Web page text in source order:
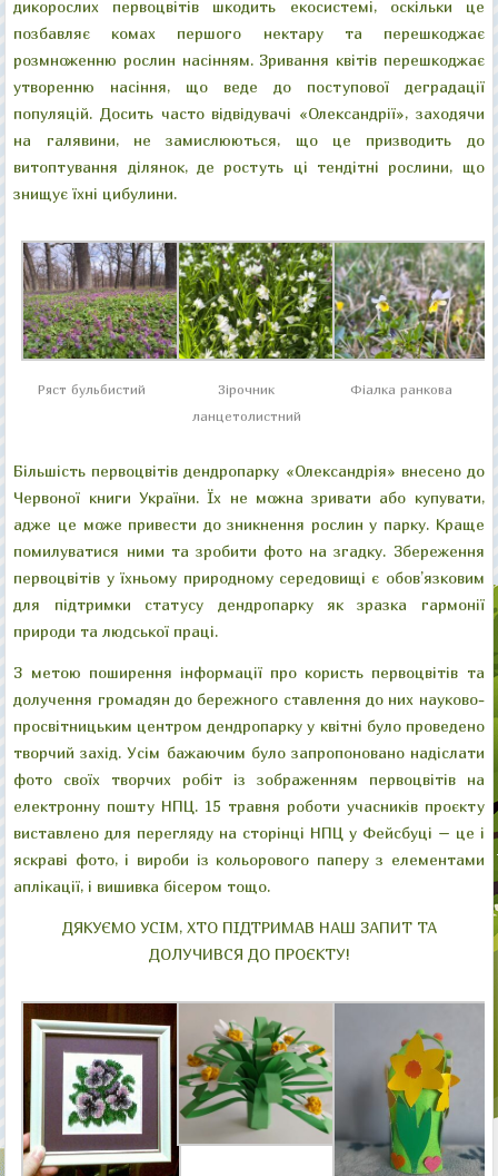
дикорослих первоцвітів шкодить екосистемі, оскільки це
позбавляє комах першого нектару та перешкоджає
розмноженню рослин насінням. Зривання квітів перешкоджає
утворенню насіння, що веде до поступової деградації
популяцій. Досить часто відвідувачі «Олександрії», заходячи
на галявини, не замислюються, що це призводить до
витоптування ділянок, де ростуть ці тендітні рослини, що
знищує їхні цибулини.
Ряст бульбистий
Зірочник
ланцетолистний
Фіалка ранкова
Більшість первоцвітів дендропарку «Олександрія» внесено до
Червоної книги України. Їх не можна зривати або купувати,
адже це може привести до зникнення рослин у парку. Краще
помилуватися ними та зробити фото на згадку. Збереження
первоцвітів у їхньому природному середовищі є обов’язковим
для підтримки статусу дендропарку як зразка гармонії
природи та людської праці.
З метою поширення інформації про користь первоцвітів та
долучення громадян до бережного ставлення до них науково-
просвітницьким центром дендропарку у квітні було проведено
творчий захід. Усім бажаючим було запропоновано надіслати
фото своїх творчих робіт із зображенням первоцвітів на
електронну пошту НПЦ. 15 травня роботи учасників проєкту
виставлено для перегляду на сторінці НПЦ у Фейсбуці – це і
яскраві фото, і вироби із кольорового паперу з елементами
аплікації, і вишивка бісером тощо.
ДЯКУЄМО УСІМ, ХТО ПІДТРИМАВ НАШ ЗАПИТ ТА
ДОЛУЧИВСЯ ДО ПРОЄКТУ!